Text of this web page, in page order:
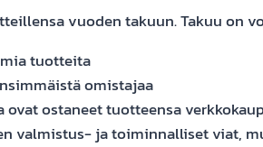
vuoden takuun. Takuu on
tuotteita
omistajaa
ovat ostaneet tuotteensa
valmistus- ja toiminnalliset viat,